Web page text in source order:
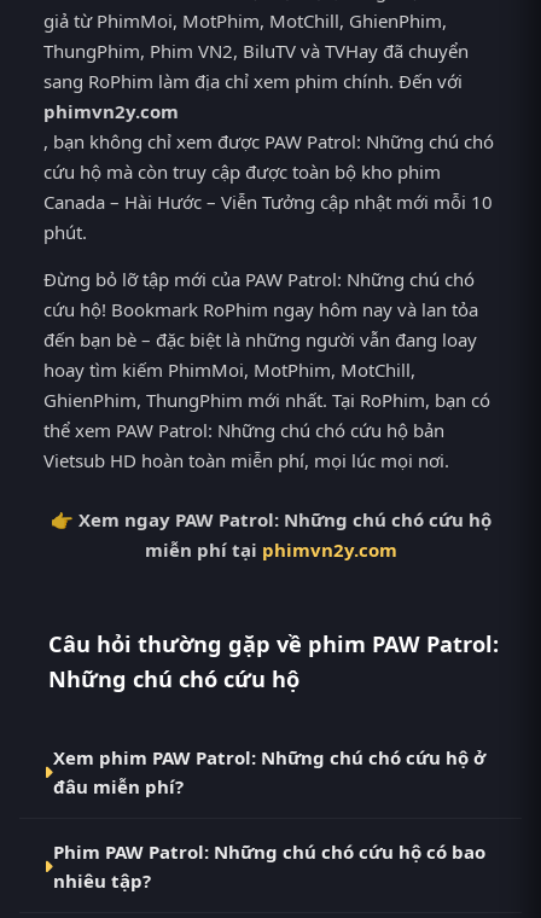
giả từ PhimMoi, MotPhim, MotChill, GhienPhim,
ThungPhim, Phim VN2, BiluTV và TVHay đã chuyển
sang RoPhim làm địa chỉ xem phim chính. Đến với
phimvn2y.com
, bạn không chỉ xem được PAW Patrol: Những chú chó
cứu hộ mà còn truy cập được toàn bộ kho phim
Canada – Hài Hước – Viễn Tưởng cập nhật mới mỗi 10
phút.
Đừng bỏ lỡ tập mới của PAW Patrol: Những chú chó
cứu hộ! Bookmark RoPhim ngay hôm nay và lan tỏa
đến bạn bè – đặc biệt là những người vẫn đang loay
hoay tìm kiếm PhimMoi, MotPhim, MotChill,
GhienPhim, ThungPhim mới nhất. Tại RoPhim, bạn có
thể xem PAW Patrol: Những chú chó cứu hộ bản
Vietsub HD hoàn toàn miễn phí, mọi lúc mọi nơi.
👉 Xem ngay PAW Patrol: Những chú chó cứu hộ
miễn phí tại phimvn2y.com
Câu hỏi thường gặp về phim PAW Patrol:
Những chú chó cứu hộ
Xem phim PAW Patrol: Những chú chó cứu hộ ở
đâu miễn phí?
cứu hộ Vietsub HD miễn phí tại RoPhim
(phimvn2y.com) — không quảng cáo, cập nhật
Phim PAW Patrol: Những chú chó cứu hộ có bao
nhiêu tập?